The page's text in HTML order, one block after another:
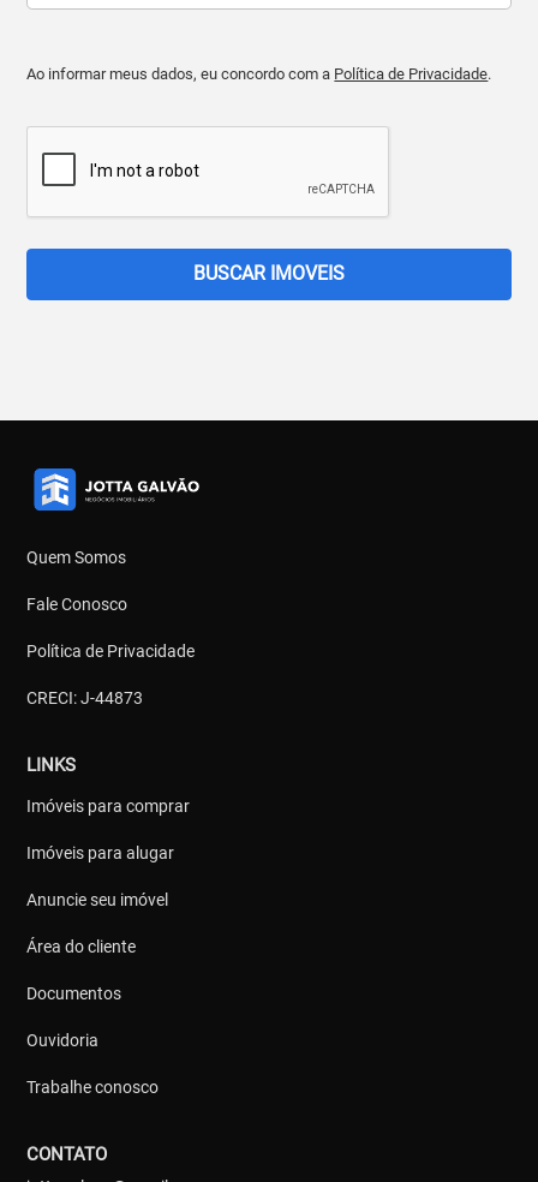
Ao informar meus dados, eu concordo com a Política de Privacidade.
BUSCAR IMOVEIS
Quem Somos
Fale Conosco
Política de Privacidade
CRECI: J-44873
LINKS
Imóveis para comprar
Imóveis para alugar
Anuncie seu imóvel
Área do cliente
Documentos
Ouvidoria
Trabalhe conosco
CONTATO